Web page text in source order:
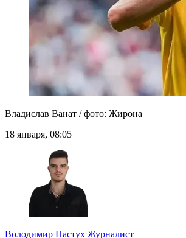
Владислав Ванат / фото: Жирона
18 января, 08:05
Володимир Пастух Журналист